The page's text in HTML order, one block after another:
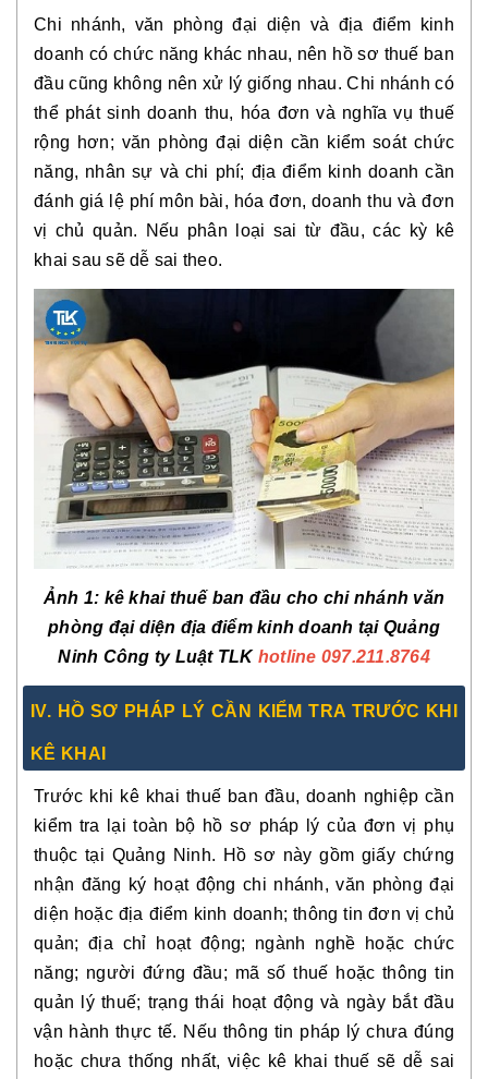
Chi nhánh, văn phòng đại diện và địa điểm kinh
doanh có chức năng khác nhau, nên hồ sơ thuế ban
đầu cũng không nên xử lý giống nhau. Chi nhánh có
thể phát sinh doanh thu, hóa đơn và nghĩa vụ thuế
rộng hơn; văn phòng đại diện cần kiểm soát chức
năng, nhân sự và chi phí; địa điểm kinh doanh cần
đánh giá lệ phí môn bài, hóa đơn, doanh thu và đơn
vị chủ quản. Nếu phân loại sai từ đầu, các kỳ kê
khai sau sẽ dễ sai theo.
Ảnh 1: kê khai thuế ban đầu cho chi nhánh văn
phòng đại diện địa điểm kinh doanh tại Quảng
Ninh Công ty Luật TLK hotline 097.211.8764
IV. HỒ SƠ PHÁP LÝ CẦN KIỂM TRA TRƯỚC KHI
KÊ KHAI
Trước khi kê khai thuế ban đầu, doanh nghiệp cần
kiểm tra lại toàn bộ hồ sơ pháp lý của đơn vị phụ
thuộc tại Quảng Ninh. Hồ sơ này gồm giấy chứng
nhận đăng ký hoạt động chi nhánh, văn phòng đại
diện hoặc địa điểm kinh doanh; thông tin đơn vị chủ
quản; địa chỉ hoạt động; ngành nghề hoặc chức
năng; người đứng đầu; mã số thuế hoặc thông tin
quản lý thuế; trạng thái hoạt động và ngày bắt đầu
vận hành thực tế. Nếu thông tin pháp lý chưa đúng
hoặc chưa thống nhất, việc kê khai thuế sẽ dễ sai